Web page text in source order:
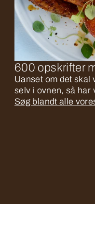
600 opskrifter
Uanset om det skal
selv i ovnen, så har
Søg blandt alle